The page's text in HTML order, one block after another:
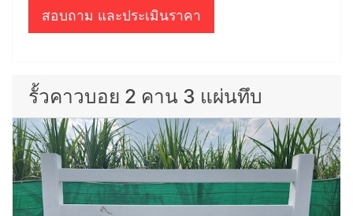
สอบถาม และประเมินราคา
รั้วคาวบอย 2 คาน 3 แผ่นทึบ